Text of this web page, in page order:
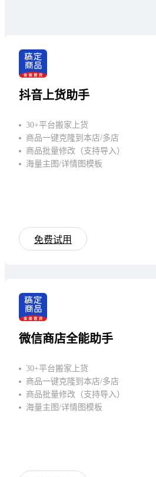
抖音上货助手
30+平台搬家上货
商品一键克隆到本店/多店
商品批量修改（支持导入）
海量主图/详情图模板
免费试用
微信商店全能助手
30+平台搬家上货
商品一键克隆到本店/多店
商品批量修改（支持导入）
海量主图/详情图模板